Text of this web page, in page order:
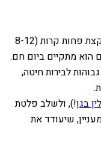
בירה חייבת להיות קרה, אבל לא קפואה מדי. בירות לאגר וחיטה מגישים בדרך כלל קרות מאוד (4-7 מעלות צלזיוס), בעוד בירות אייל כבדות יותר יכולות להיות קצת פחות קרות (8-12
הוא מתקיים ביום חם.
לבירות חיטה,
בגן!), ולשלב פלטת
שיעודד את